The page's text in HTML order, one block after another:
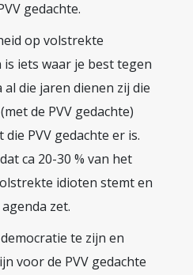
gedachte.
op volstrekte
iets waar je best tegen
die jaren dienen zij die
de PVV gedachte)
PVV gedachte er is.
ca 20-30 % van het
idioten stemt en
zet.
te zijn en
voor de PVV gedachte